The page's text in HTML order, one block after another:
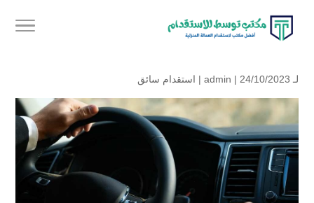
لـ admin | 24/10/2023 | استقدام سائق